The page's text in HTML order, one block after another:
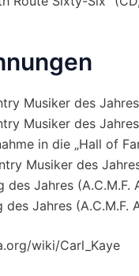
Musiker des
Musiker des
in die „Hall of
Musiker des
des Jahres (A.C.M.F.
des Jahres (A.C.M.F.
wiki/Carl_Kaye